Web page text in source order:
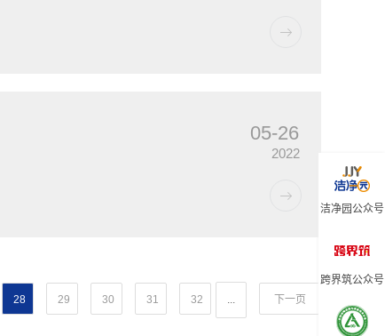
05-26
2022
28 29 30 31 32 ... 下一页
洁净园公众号
跨界筑公众号